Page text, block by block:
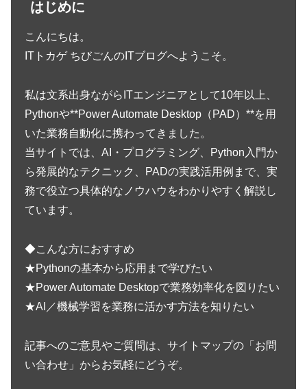
はじめに
こんにちは。
ITトカゲ ちびごんのITブログへようこそ。
私は文系出身ながらITエンジニアとして10年以上、
Pythonや**Power Automate Desktop（PAD）**を用
いた業務自動化に携わってきました。
当サイトでは、AI・プログラミング、Python入門か
ら発展的なテクニック、PADの実践活用例まで、実
務で役立つ具体的なノウハウをわかりやすく解説し
ています。
◆こんな方におすすめ
★Pythonの基本から応用まで学びたい
★Power Automate Desktopで業務効率化を図りたい
★AI／機械学習を業務に活かす方法を知りたい
記事へのご意見やご質問は、サイトマップの「お問
い合わせ」からお気軽にどうぞ。